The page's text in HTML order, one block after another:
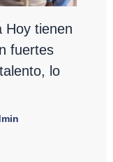
Hoy tienen
fuertes
lo